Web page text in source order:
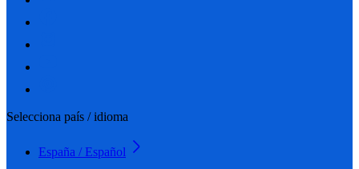
Selecciona país / idioma
España / Español